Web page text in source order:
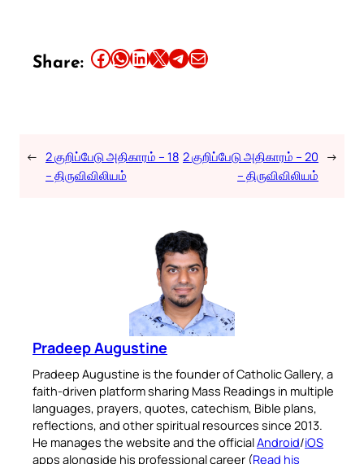
Share: Share this article on Facebook Share this article on WhatsApp Share this article on LinkedIn Share this article on X Share this article on TelegramEmail this Article
← 2 குறிப்பேடு அதிகாரம் – 18
– திருவிவிலியம்
2 குறிப்பேடு அதிகாரம் – 20
– திருவிவிலியம்
→
Pradeep Augustine
Pradeep Augustine is the founder of Catholic Gallery, a
faith-driven platform sharing Mass Readings in multiple
languages, prayers, quotes, catechism, Bible plans,
reflections, and other spiritual resources since 2013.
He manages the website and the officialAndroid/iOS
apps alongside his professional career (Read his